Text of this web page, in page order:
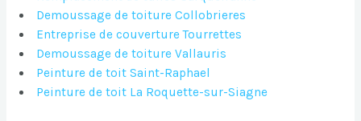
Demoussage de toiture Collobrieres
Entreprise de couverture Tourrettes
Demoussage de toiture Vallauris
Peinture de toit Saint-Raphael
Peinture de toit La Roquette-sur-Siagne